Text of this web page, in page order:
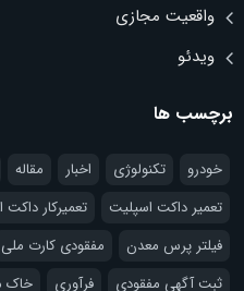
واقعیت مجازی
ویدئو
برچسب ها
خودرو تکنولوژی اخبار مقاله
تعمیر داکت اسپلیت
تعمیرکار
فیلتر پرس معدن
مفقودی کارت ملی
ثبت آگهی مفقودی
فرآوری